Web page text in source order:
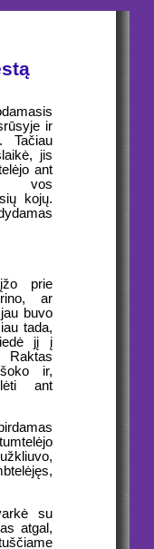
ir
Tačiau
jis
ant
vos
kojų.
prie
ar
buvo
tada,
jį į
ir,
ant
su
atgal,